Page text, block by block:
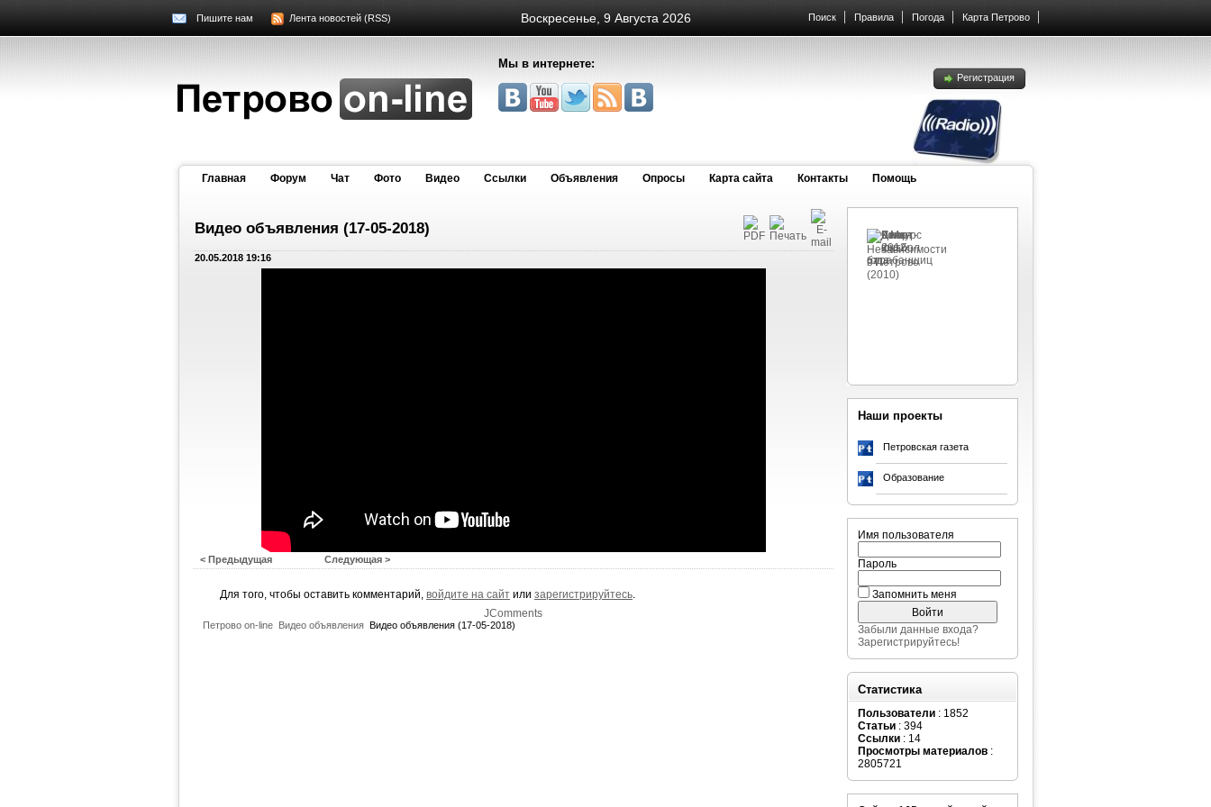
Воскресенье, 9 Августа 2026
Пишите нам Лента новостей (RSS) Поиск Правила Погода Карта Петрово
Мы в интернете:
Регистрация
Главная Форум Чат Фото Видео Cсылки Объявления Опросы Карта сайта Контакты Помощь
Видео объявления (17-05-2018)
20.05.2018 19:16
< Предыдущая Следующая >
Для того, чтобы оставить комментарий, войдите на сайт или зарегистрируйтесь.
JComments
Петрово on-line Видео объявления Видео объявления (17-05-2018)
Наши проекты
Петровская газета
Образование
Имя пользователя
Пароль
Запомнить меня
Забыли данные входа?
Зарегистрируйтесь!
Статистика
Пользователи : 1852
Статьи : 394
Ссылки : 14
Просмотры материалов :
2805721